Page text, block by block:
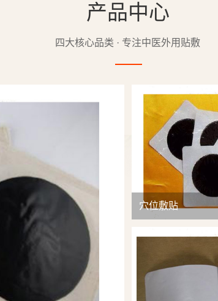
产品中心
四大核心品类 · 专注中医外用贴敷
穴位敷贴
查